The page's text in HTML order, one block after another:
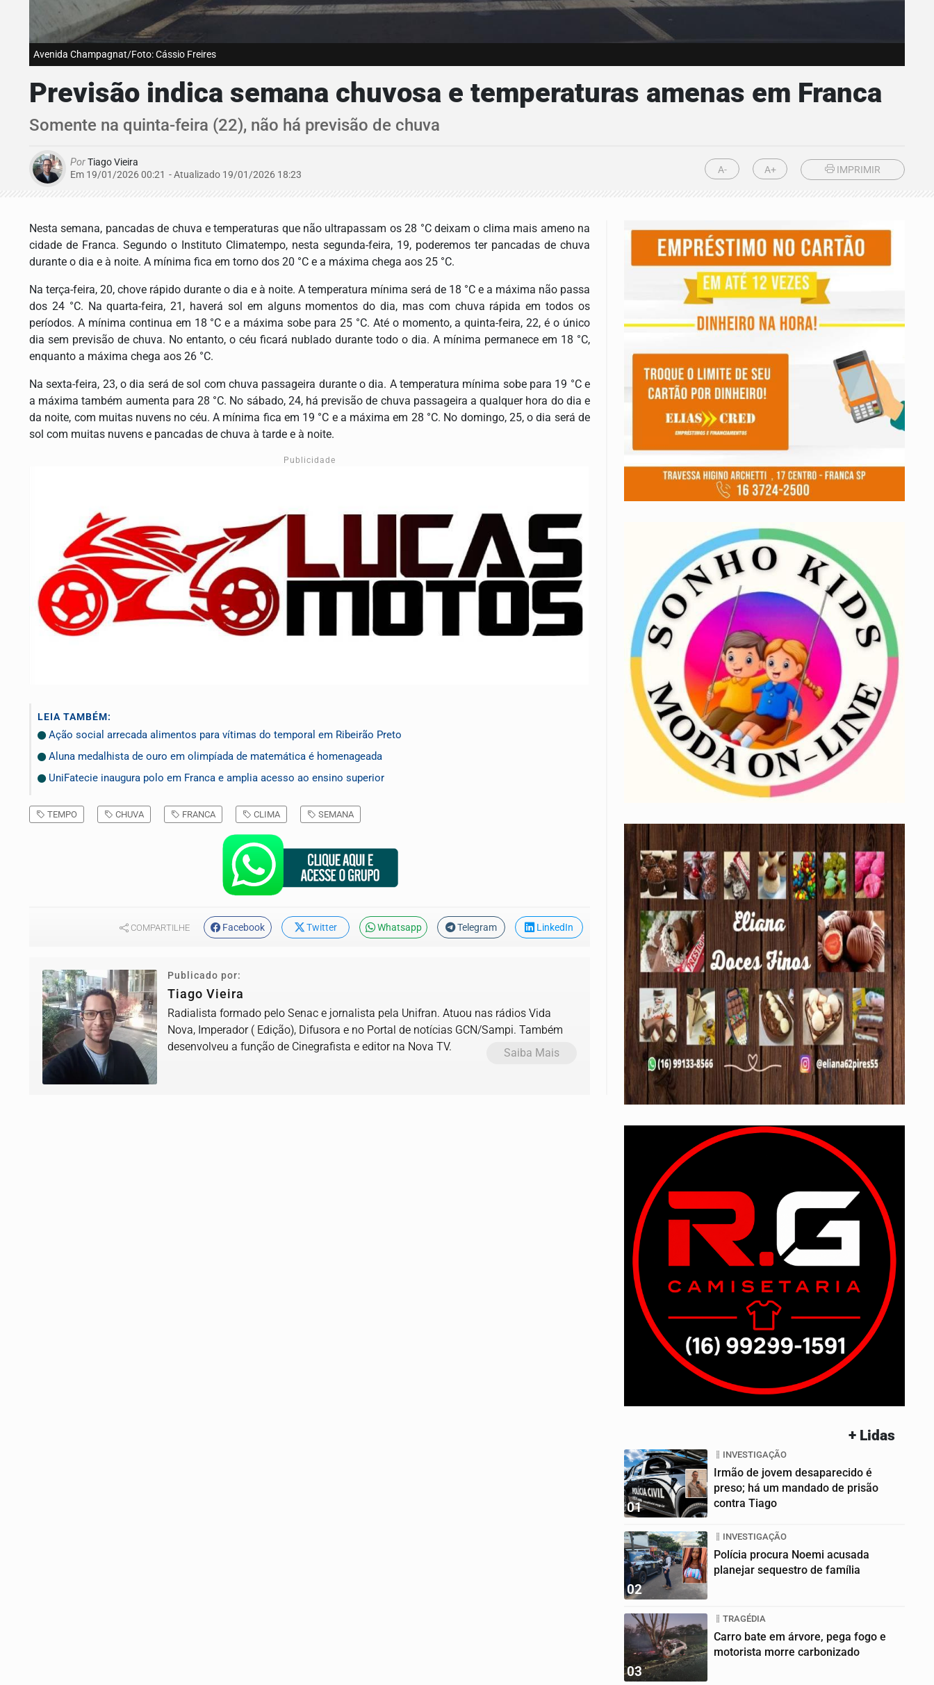
Avenida Champagnat/Foto: Cássio Freires
Previsão indica semana chuvosa e temperaturas amenas em Franca
Somente na quinta-feira (22), não há previsão de chuva
PorTiago Vieira
Em 19/01/2026 00:21 - Atualizado 19/01/2026 18:23 A- A+ IMPRIMIR
Nesta semana, pancadas de chuva e temperaturas que não ultrapassam os 28 °C deixam o clima mais ameno na
cidade de Franca. Segundo o Instituto Climatempo, nesta segunda-feira, 19, poderemos ter pancadas de chuva
durante o dia e à noite. A mínima fica em torno dos 20 °C e a máxima chega aos 25 °C.
Na terça-feira, 20, chove rápido durante o dia e à noite. A temperatura mínima será de 18 °C e a máxima não passa
dos 24 °C. Na quarta-feira, 21, haverá sol em alguns momentos do dia, mas com chuva rápida em todos os
períodos. A mínima continua em 18 °C e a máxima sobe para 25 °C. Até o momento, a quinta-feira, 22, é o único
dia sem previsão de chuva. No entanto, o céu ficará nublado durante todo o dia. A mínima permanece em 18 °C,
enquanto a máxima chega aos 26 °C.
Na sexta-feira, 23, o dia será de sol com chuva passageira durante o dia. A temperatura mínima sobe para 19 °C e
a máxima também aumenta para 28 °C. No sábado, 24, há previsão de chuva passageira a qualquer hora do dia e
da noite, com muitas nuvens no céu. A mínima fica em 19 °C e a máxima em 28 °C. No domingo, 25, o dia será de
sol com muitas nuvens e pancadas de chuva à tarde e à noite.
Publicidade
LEIA TAMBÉM:
Ação social arrecada alimentos para vítimas do temporal em Ribeirão Preto
Aluna medalhista de ouro em olimpíada de matemática é homenageada
UniFatecie inaugura polo em Franca e amplia acesso ao ensino superior
TEMPO CHUVA FRANCA CLIMA SEMANA
COMPARTILHE Facebook Twitter Whatsapp Telegram LinkedIn
Publicado por:
Tiago Vieira
Radialista formado pelo Senac e jornalista pela Unifran. Atuou nas rádios Vida
Nova, Imperador ( Edição), Difusora e no Portal de notícias GCN/Sampi. Também
desenvolveu a função de Cinegrafista e editor na Nova TV.
Saiba Mais
+ Lidas
01
INVESTIGAÇÃO
Irmão de jovem desaparecido é
preso; há um mandado de prisão
contra Tiago
02
INVESTIGAÇÃO
Polícia procura Noemi acusada
planejar sequestro de família
03
TRAGÉDIA
Carro bate em árvore, pega fogo e
motorista morre carbonizado